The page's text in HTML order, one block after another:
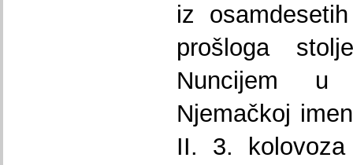
iz
prošloga
Nuncijem u
Njemačkoj
II. 3.